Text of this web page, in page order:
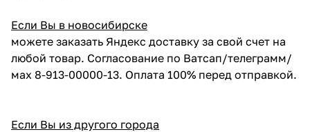
Если Вы в новосибирске
можете заказать Яндекс доставку за свой счет на
любой товар. Согласование по Ватсап/телеграмм/
мах 8-913-00000-13. Оплата 100% перед отправкой.
Если Вы из другого города